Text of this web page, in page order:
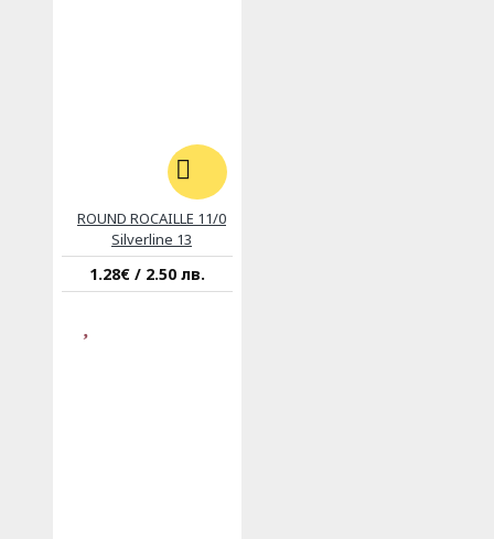
ROUND ROCAILLE 11/0
Silverline 13
1.28€ / 2.50 лв.